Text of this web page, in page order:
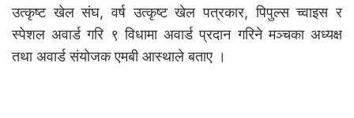
उत्कृष्ट खेल संघ, वर्ष उत्कृष्ट खेल पत्रकार, पिपुल्स च्वाइस र
स्पेशल अवार्ड गरि ९ विधामा अवार्ड प्रदान गरिने मञ्चका अध्यक्ष
तथा अवार्ड संयोजक एमबी आस्थाले बताए ।